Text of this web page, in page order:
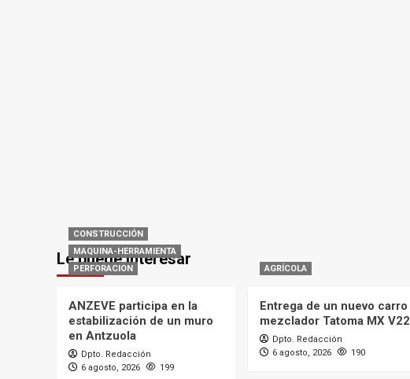
Le puede interesar
CONSTRUCCIÓN
MAQUINA-HERRAMIENTA
PERFORACION
ANZEVE participa en la
estabilización de un muro
en Antzuola
Dpto. Redacción
6 agosto, 2026
199
AGRÍCOLA
Entrega de un nuevo carro
mezclador Tatoma MX V22
Dpto. Redacción
6 agosto, 2026
190